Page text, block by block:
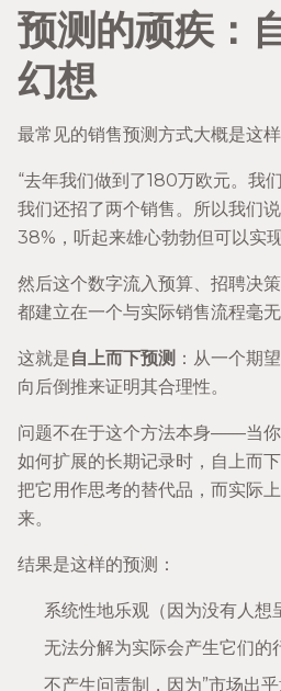
预测的顽疾：
幻想
最常见的销售预测方式大概是这样
“去年我们做到了180万欧元。我
我们还招了两个销售。所以我们
38%，听起来雄心勃勃但可以实
然后这个数字流入预算、招聘决
都建立在一个与实际销售流程毫无
这就是自上而下预测 ：从一个期
向后倒推来证明其合理性。
问题不在于这个方法本身——当
如何扩展的长期记录时，自上而
把它用作思考的替代品，而实际
来。
结果是这样的预测：
系统性地乐观（因为没有人想
无法分解为实际会产生它们的
不产生问责制，因为”市场出